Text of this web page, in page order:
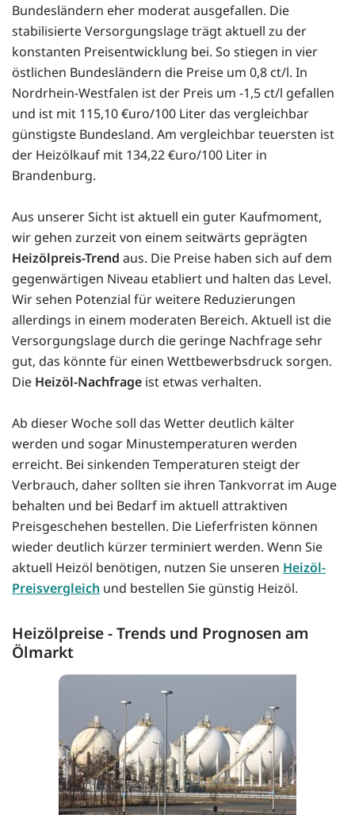
Bundesländern eher moderat ausgefallen. Die
stabilisierte Versorgungslage trägt aktuell zu der
konstanten Preisentwicklung bei. So stiegen in vier
östlichen Bundesländern die Preise um 0,8 ct/l. In
Nordrhein-Westfalen ist der Preis um -1,5 ct/l gefallen
und ist mit 115,10 €uro/100 Liter das vergleichbar
günstigste Bundesland. Am vergleichbar teuersten ist
der Heizölkauf mit 134,22 €uro/100 Liter in
Brandenburg.
Aus unserer Sicht ist aktuell ein guter Kaufmoment,
wir gehen zurzeit von einem seitwärts geprägten
Heizölpreis-Trend aus. Die Preise haben sich auf dem
gegenwärtigen Niveau etabliert und halten das Level.
Wir sehen Potenzial für weitere Reduzierungen
allerdings in einem moderaten Bereich. Aktuell ist die
Versorgungslage durch die geringe Nachfrage sehr
gut, das könnte für einen Wettbewerbsdruck sorgen.
Die Heizöl-Nachfrage ist etwas verhalten.
Ab dieser Woche soll das Wetter deutlich kälter
werden und sogar Minustemperaturen werden
erreicht. Bei sinkenden Temperaturen steigt der
Verbrauch, daher sollten sie ihren Tankvorrat im Auge
behalten und bei Bedarf im aktuell attraktiven
Preisgeschehen bestellen. Die Lieferfristen können
wieder deutlich kürzer terminiert werden. Wenn Sie
aktuell Heizöl benötigen, nutzen Sie unseren Heizöl-
Preisvergleich und bestellen Sie günstig Heizöl.
Heizölpreise - Trends und Prognosen am
Ölmarkt